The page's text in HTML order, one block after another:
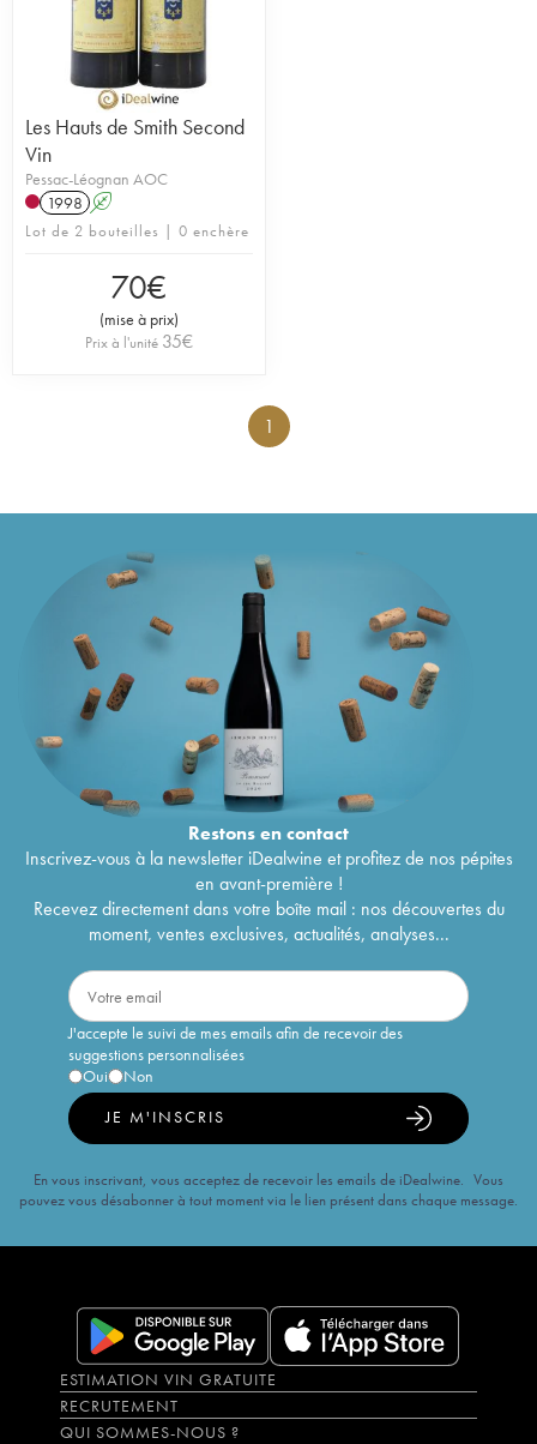
Les Hauts de Smith Second
Vin
Pessac-Léognan AOC
1998 A
Lot de 2 bouteilles | 0 enchère
70€
(mise à prix)
Prix à l'unité 35€
1
Restons encontact
Inscrivez-vous à la newsletter iDealwine et profitez de nos pépites
en avant-première !
Recevez directement dans votre boîte mail : nos découvertes du
moment, ventes exclusives, actualités, analyses...
J'accepte le suivi de mes emails afin de recevoir des
suggestions personnalisées
Oui
Non
JE M'INSCRIS
En vous inscrivant, vous acceptez de recevoir les emails de iDealwine. Vous
pouvez vous désabonner à tout moment via le lien présent dans chaque message.
ESTIMATION VIN GRATUITE
RECRUTEMENT
QUI SOMMES-NOUS ?